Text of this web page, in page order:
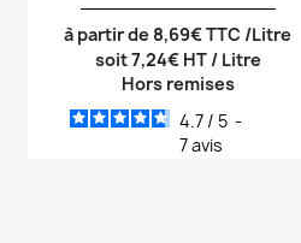
à partir de 8,69€ TTC /Litre
soit 7,24€ HT / Litre
Hors remises
4.7 / 5 -
7avis